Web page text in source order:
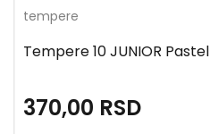
tempere
Tempere 10 JUNIOR Pastel
370,00 RSD